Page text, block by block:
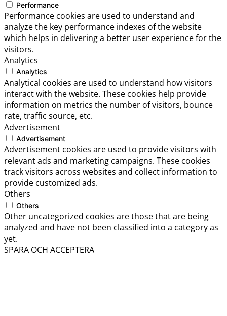
Performance
Performance cookies are used to understand and
analyze the key performance indexes of the website
which helps in delivering a better user experience for the
visitors.
Analytics
Analytics
Analytical cookies are used to understand how visitors
interact with the website. These cookies help provide
information on metrics the number of visitors, bounce
rate, traffic source, etc.
Advertisement
Advertisement
Advertisement cookies are used to provide visitors with
relevant ads and marketing campaigns. These cookies
track visitors across websites and collect information to
provide customized ads.
Others
Others
Other uncategorized cookies are those that are being
analyzed and have not been classified into a category as
yet.
SPARA OCH ACCEPTERA